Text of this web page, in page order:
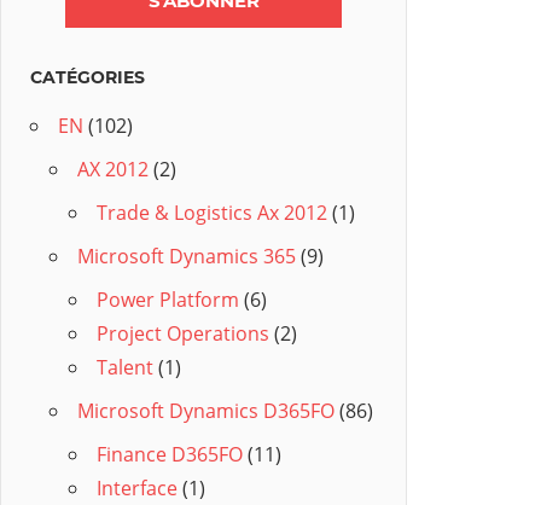
CATÉGORIES
EN (102)
AX 2012(2)
Trade & Logistics Ax 2012(1)
Microsoft Dynamics 365(9)
Power Platform (6)
Project Operations (2)
Talent(1)
Microsoft Dynamics D365FO(86)
Finance D365FO(11)
Interface(1)